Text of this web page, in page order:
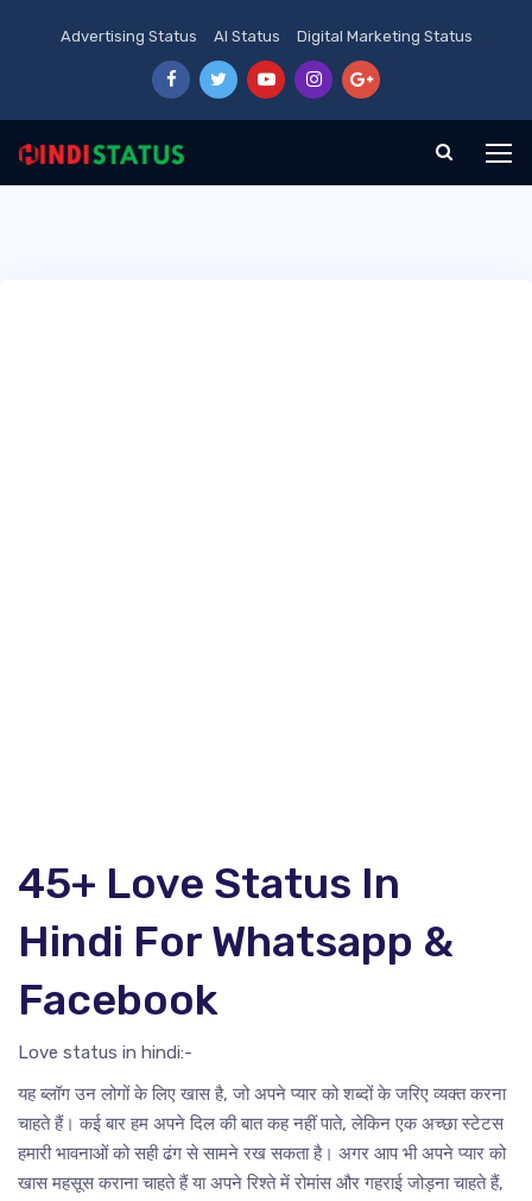
Advertising Status AI Status Digital Marketing Status
45+ Love Status In
Hindi For Whatsapp &
Facebook
Love status in hindi:-
यह ब्लॉग उन लोगों के लिए खास है, जो अपने प्यार को शब्दों के जरिए व्यक्त करना
चाहते हैं। कई बार हम अपने दिल की बात कह नहीं पाते, लेकिन एक अच्छा स्टेटस
हमारी भावनाओं को सही ढंग से सामने रख सकता है। अगर आप भी अपने प्यार को
खास महसूस कराना चाहते हैं या अपने रिश्ते में रोमांस और गहराई जोड़ना चाहते हैं,